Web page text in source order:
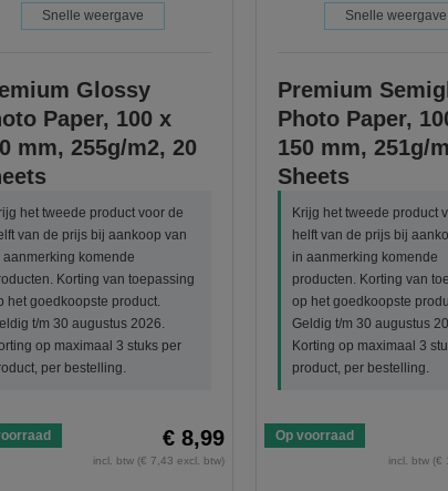
Snelle weergave
Glossy
Paper, 100 x
mm, 255g/m2, 20
het tweede product voor de
van de prijs bij aankoop van
aanmerking komende
Korting van toepassing
het goedkoopste product.
t/m 30 augustus 2026.
op maximaal 3 stuks per
per bestelling.
€ 8,99
incl. btw (€ 7,43 excl. btw)
Snelle weergave
Premium
Photo Paper,
150 mm, 251g/
Sheets
Krijg het tweede product
helft van de prijs bij
in aanmerking komende
producten. Korting van
op het goedkoopste
Geldig t/m 30 augustus
Korting op maximaal 3
product, per bestelling.
Op voorraad
incl. btw (€